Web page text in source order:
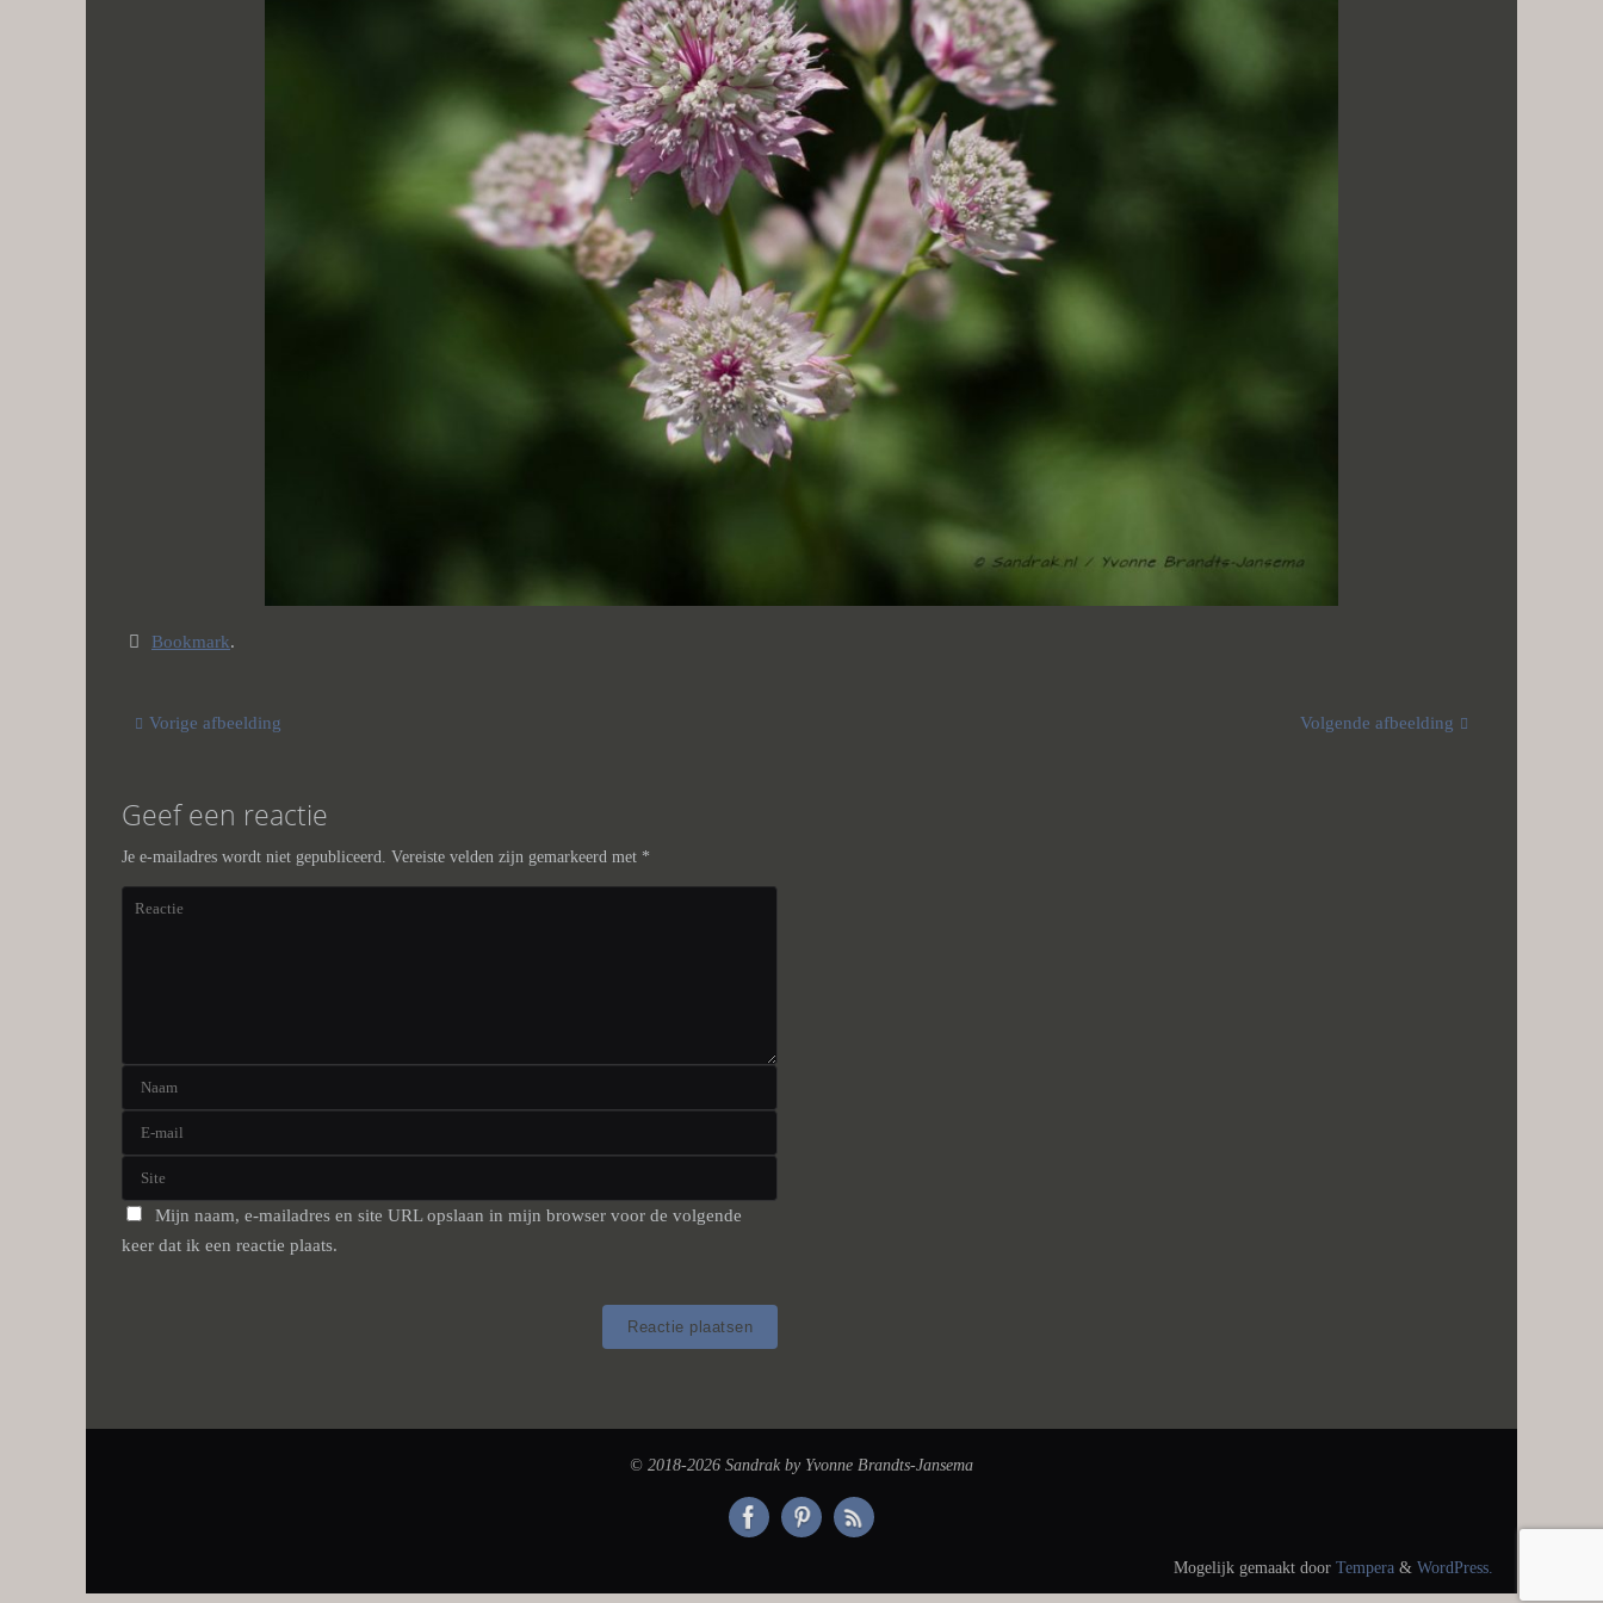
Bookmark.
Vorige afbeelding Volgende afbeelding
Geef een reactie
Je e-mailadres wordt niet gepubliceerd. Vereiste velden zijn gemarkeerd met *
Mijn naam, e-mailadres en site URL opslaan in mijn browser voor de volgende
keer dat ik een reactie plaats.
© 2018-2026 Sandrak by Yvonne Brandts-Jansema
Mogelijk gemaakt door Tempera & WordPress.